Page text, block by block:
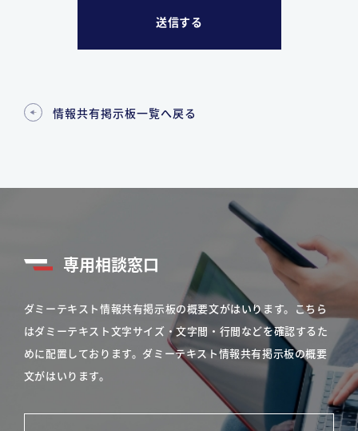
情報共有掲示板一覧へ戻る
専用相談窓口
ダミーテキスト情報共有掲示板の概要文がはいります。こちら
はダミーテキスト文字サイズ・文字間・行間などを確認するた
めに配置しております。ダミーテキスト情報共有掲示板の概要
文がはいります。